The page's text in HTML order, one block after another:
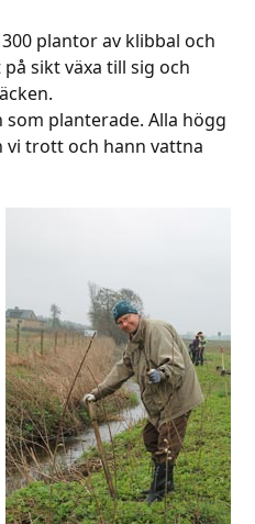
plantor av klibbal och
sikt växa till sig och
som planterade. Alla högg
vi trott och hann vattna